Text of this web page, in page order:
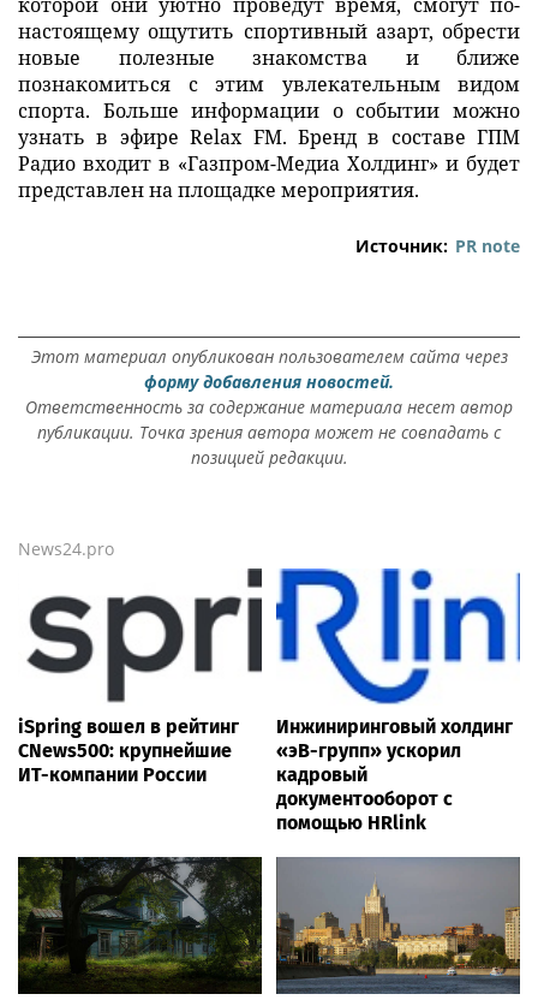
настоящему ощутить спортивный азарт, обрести
новые полезные знакомства и ближе
познакомиться с этим увлекательным видом
спорта. Больше информации о событии можно
узнать в эфире Relax FM. Бренд в составе ГПМ
Радио входит в «Газпром-Медиа Холдинг» и будет
представлен на площадке мероприятия.
Источник: PR note
Этот материал опубликован пользователем сайта через
форму добавления новостей.
Ответственность за содержание материала несет автор
публикации. Точка зрения автора может не совпадать с
позицией редакции.
News24.pro
iSpring вошел в рейтинг
CNews500: крупнейшие
ИТ-компании России
Инжиниринговый холдинг
«эВ-групп» ускорил
кадровый
документооборот с
помощью HRlink